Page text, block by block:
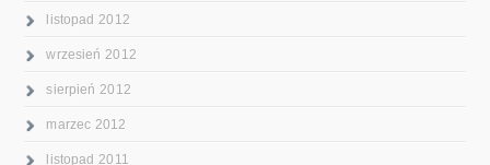
listopad 2012
wrzesień 2012
sierpień 2012
marzec 2012
listopad 2011